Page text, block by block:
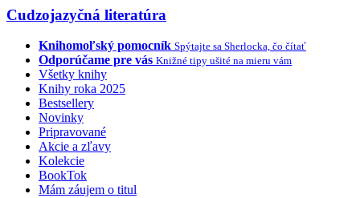
Cudzojazyčná literatúra
Knihomoľský pomocník Spýtajte sa Sherlocka, čo čítať
Odporúčame pre vás Knižné tipy ušité na mieru vám
Všetky knihy
Knihy roka 2025
Bestsellery
Novinky
Pripravované
Akcie a zľavy
Kolekcie
BookTok
Mám záujem o titul